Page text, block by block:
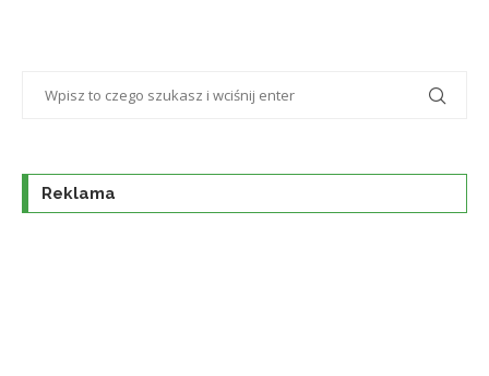
Reklama